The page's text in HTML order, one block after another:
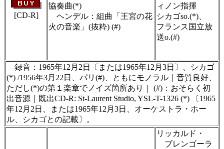
[CD-R]
協奏曲(*)
ヘンデル：組曲「王宮の花
火の音楽」(抜粋) (#)
ィノン指揮
シカゴso.(*)、
フランス国立放
送o.(#)
録音：1965年12月2日〔または1965年12月3日〕、シカゴ
(*) /1956年3月22日、パリ(#)、ともにモノラル｜音質良好、
ただし(*)の第１楽章でノイズ箇所あり｜ (#)：おそらく初
出音源｜既出CD-R: St-Laurent Studio, YSL-T-1326 (*) 〔1965
年12月2日、または1965年12月3日、オーケストラ・ホー
ル、シカゴとの記載〕。
リッカルド・
ブレンゴーラ